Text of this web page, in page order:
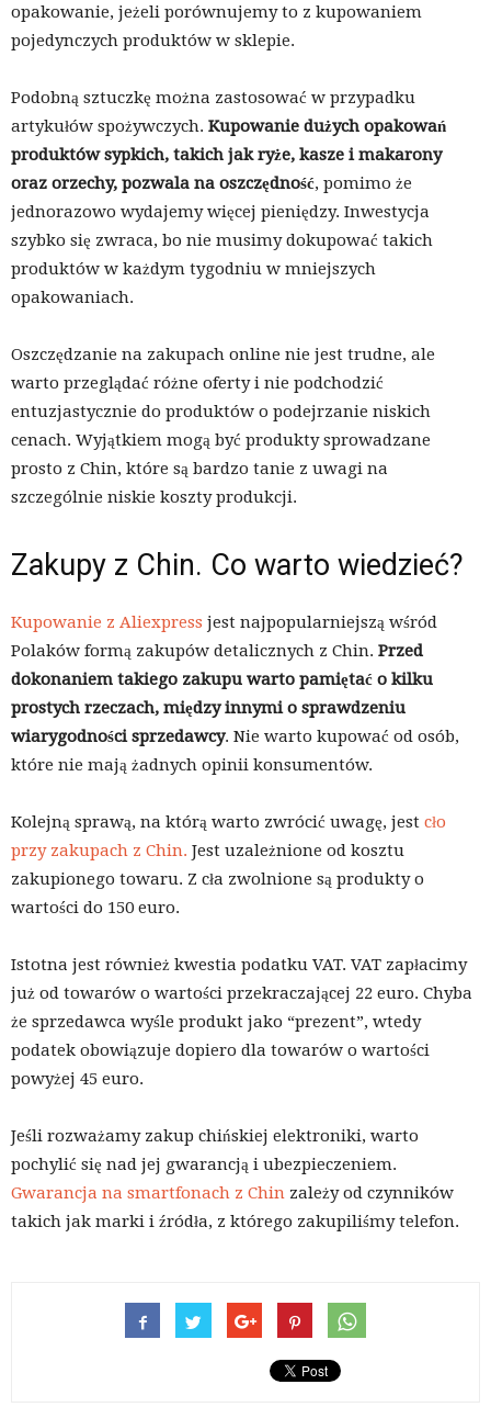
opakowanie, jeżeli porównujemy to z kupowaniem
pojedynczych produktów w sklepie.
Podobną sztuczkę można zastosować w przypadku
artykułów spożywczych. Kupowanie dużych opakowań
produktów sypkich, takich jak ryże, kasze i makarony
oraz orzechy, pozwala na oszczędność, pomimo że
jednorazowo wydajemy więcej pieniędzy. Inwestycja
szybko się zwraca, bo nie musimy dokupować takich
produktów w każdym tygodniu w mniejszych
opakowaniach.
Oszczędzanie na zakupach online nie jest trudne, ale
warto przeglądać różne oferty i nie podchodzić
entuzjastycznie do produktów o podejrzanie niskich
cenach. Wyjątkiem mogą być produkty sprowadzane
prosto z Chin, które są bardzo tanie z uwagi na
szczególnie niskie koszty produkcji.
Zakupy z Chin. Co warto wiedzieć?
Kupowanie z Aliexpress jest najpopularniejszą wśród
Polaków formą zakupów detalicznych z Chin. Przed
dokonaniem takiego zakupu warto pamiętać o kilku
prostych rzeczach, między innymi o sprawdzeniu
wiarygodności sprzedawcy. Nie warto kupować od osób,
które nie mają żadnych opinii konsumentów.
Kolejną sprawą, na którą warto zwrócić uwagę, jest cło
przy zakupach z Chin. Jest uzależnione od kosztu
zakupionego towaru. Z cła zwolnione są produkty o
wartości do 150 euro.
Istotna jest również kwestia podatku VAT. VAT zapłacimy
już od towarów o wartości przekraczającej 22 euro. Chyba
że sprzedawca wyśle produkt jako “prezent”, wtedy
podatek obowiązuje dopiero dla towarów o wartości
powyżej 45 euro.
Jeśli rozważamy zakup chińskiej elektroniki, warto
pochylić się nad jej gwarancją i ubezpieczeniem.
Gwarancja na smartfonach z Chin zależy od czynników
takich jak marki i źródła, z którego zakupiliśmy telefon.